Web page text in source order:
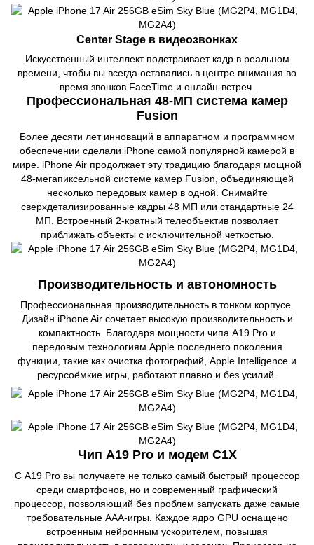
Center Stage в видеозвонках
Искусственный интеллект подстраивает кадр в реальном
времени, чтобы вы всегда оставались в центре внимания во
время звонков FaceTime и онлайн-встреч.
Профессиональная 48-МП система камер
Fusion
Более десяти лет инноваций в аппаратном и программном
обеспечении сделали iPhone самой популярной камерой в
мире. iPhone Air продолжает эту традицию благодаря мощной
48-мегапиксельной системе камер Fusion, объединяющей
несколько передовых камер в одной. Снимайте
сверхдетализированные кадры 48 МП или стандартные 24
МП. Встроенный 2-кратный телеобъектив позволяет
приближать объекты с исключительной четкостью.
Производительность и автономность
Профессиональная производительность в тонком корпусе.
Дизайн iPhone Air сочетает высокую производительность и
компактность. Благодаря мощности чипа A19 Pro и
передовым технологиям Apple последнего поколения
функции, такие как очистка фотографий, Apple Intelligence и
ресурсоёмкие игры, работают плавно и без усилий.
Чип A19 Pro и модем C1X
С A19 Pro вы получаете не только самый быстрый процессор
среди смартфонов, но и современный графический
процессор, позволяющий без проблем запускать даже самые
требовательные AAA-игры. Каждое ядро GPU оснащено
встроенным нейронным ускорителем, повышая